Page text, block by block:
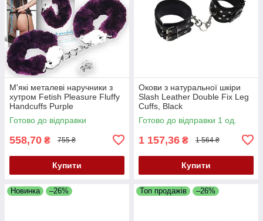
М'які металеві наручники з
хутром Fetish Pleasure Fluffy
Handcuffs Purple
Готово до відправки
558,70 ₴ 755 ₴
Купити
Окови з натуральної шкіри
Slash Leather Double Fix Leg
Cuffs, Black
Готово до відправки 1 од.
1 157,36 ₴ 1 564 ₴
Купити
Новинка –26% Топ продажів –26%